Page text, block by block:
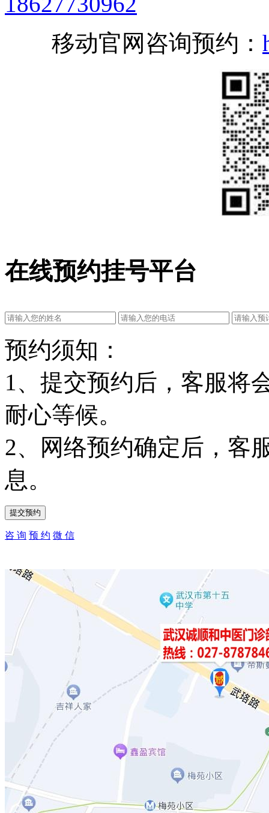
移动官网咨询预约：
在线预约挂号平台
预约须知：
1、提交预约后，客服将
耐心等候。
2、网络预约确定后，客
息。
咨 询 预 约 微 信